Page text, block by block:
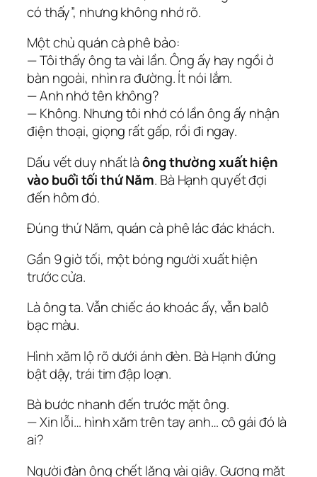
có thấy”, nhưng không nhớ rõ.
Một chủ quán cà phê bảo:
— Tôi thấy ông ta vài lần. Ông ấy hay ngồi ở
bàn ngoài, nhìn ra đường. Ít nói lắm.
— Anh nhớ tên không?
— Không. Nhưng tôi nhớ có lần ông ấy nhận
điện thoại, giọng rất gấp, rồi đi ngay.
Dấu vết duy nhất làông thường xuất hiện
vào buổi tối thứ Năm. Bà Hạnh quyết đợi
đến hôm đó.
Đúng thứ Năm, quán cà phê lác đác khách.
Gần 9 giờ tối, một bóng người xuất hiện
trước cửa.
Là ông ta. Vẫn chiếc áo khoác ấy, vẫn balô
bạc màu.
Hình xăm lộ rõ dưới ánh đèn. Bà Hạnh đứng
bật dậy, trái tim đập loạn.
Bà bước nhanh đến trước mặt ông.
— Xin lỗi… hình xăm trên tay anh… cô gái đó là
ai?
Người đàn ông chết lặng vài giây. Gương mặt